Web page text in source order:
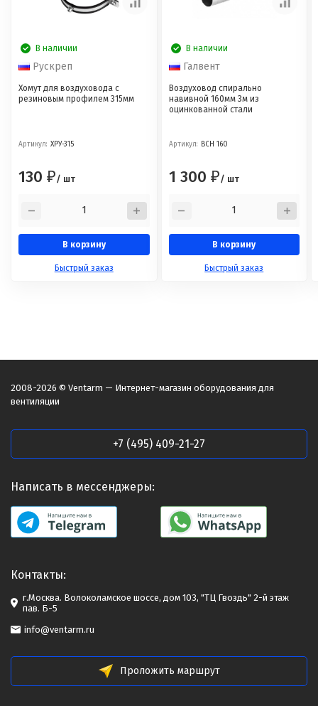
В наличии
Рускреп
Хомут для воздуховода с
резиновым профилем 315мм
Артикул: ХРУ-315
130 ₽/ шт
В корзину
Быстрый заказ
В наличии
Галвент
Воздуховод спирально
навивной 160мм 3м из
оцинкованной стали
Артикул: ВСН 160
1 300 ₽/ шт
В корзину
Быстрый заказ
2008-2026 © Ventarm — Интернет-магазин оборудования для
вентиляции
+7 (495) 409-21-27
Написать в мессенджеры:
Контакты:
г.Москва. Волоколамское шоссе, дом 103, "ТЦ Гвоздь" 2-й этаж
пав. Б-5
info@ventarm.ru
Проложить маршрут